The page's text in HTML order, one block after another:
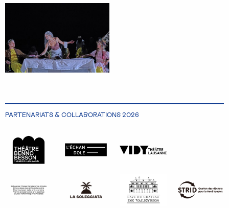
PARTENARIATS & COLLABORATIONS 2026